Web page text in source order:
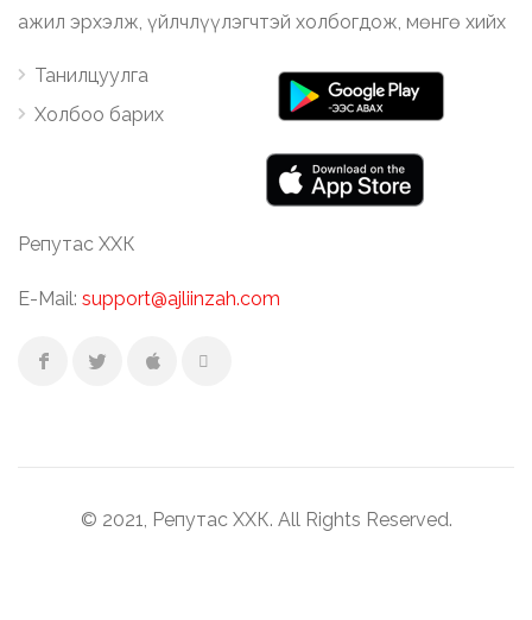
ажил эрхэлж, үйлчлүүлэгчтэй холбогдож, мөнгө хийх
Танилцуулга
Холбоо барих
Репутас ХХК
E-Mail: support@ajliinzah.com
© 2021, Репутас ХХК. All Rights Reserved.